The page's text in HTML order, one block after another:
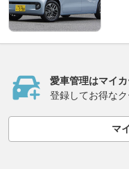
愛車管理はマイカ
登録してお得な
マ